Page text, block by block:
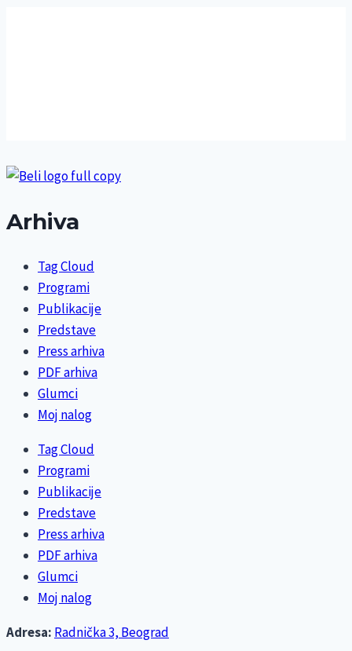
Arhiva
Tag Cloud
Programi
Publikacije
Predstave
Press arhiva
PDF arhiva
Glumci
Moj nalog
Tag Cloud
Programi
Publikacije
Predstave
Press arhiva
PDF arhiva
Glumci
Moj nalog
Adresa: Radnička 3, Beograd